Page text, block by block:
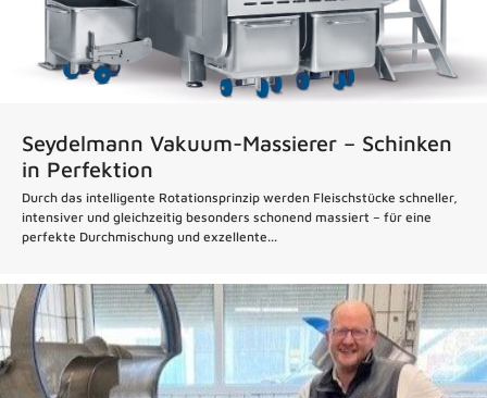
Seydelmann Vakuum-Massierer – Schinken
in Perfektion
Durch das intelligente Rotationsprinzip werden Fleischstücke schneller,
intensiver und gleichzeitig besonders schonend massiert – für eine
perfekte Durchmischung und exzellente...